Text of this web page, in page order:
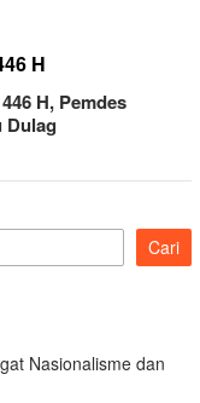
H
H, Pemdes
Dulag
Cari
Nasionalisme dan